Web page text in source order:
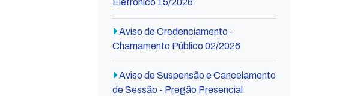
Eletrônico 15/2026
Aviso de Credenciamento -
Chamamento Público 02/2026
Aviso de Suspensão e Cancelamento
de Sessão - Pregão Presencial